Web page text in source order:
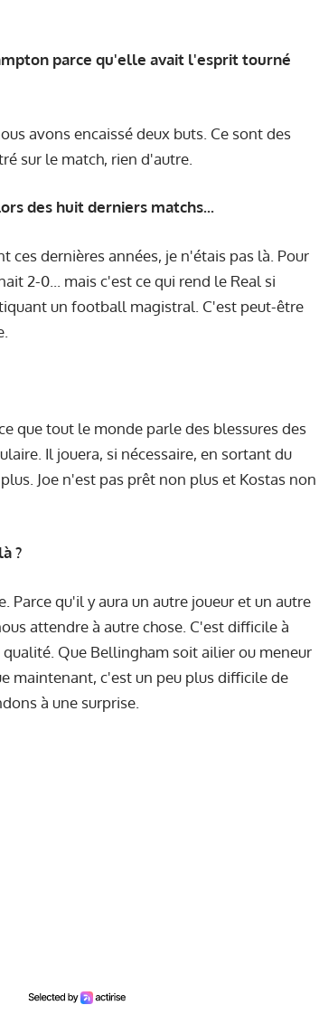
parce qu'elle avait l'esprit tourné
avons encaissé deux buts. Ce sont des
sur le match, rien d'autre.
des huit derniers matchs...
ces dernières années, je n'étais pas là. Pour
2-0... mais c'est ce qui rend le Real si
un football magistral. C'est peut-être
que tout le monde parle des blessures des
Il jouera, si nécessaire, en sortant du
Joe n'est pas prêt non plus et Kostas non
?
Parce qu'il y aura un autre joueur et un autre
attendre à autre chose. C'est difficile à
Que Bellingham soit ailier ou meneur
maintenant, c'est un peu plus difficile de
à une surprise.